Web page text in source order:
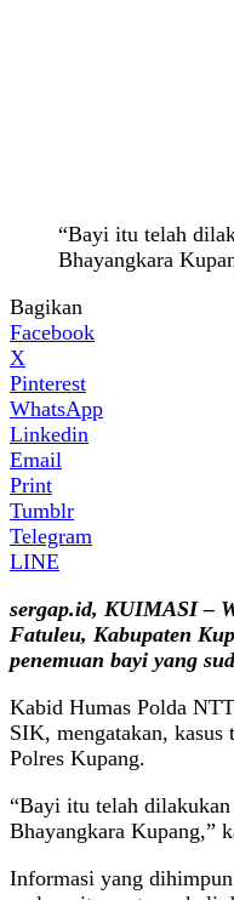
“Bayi itu telah
Bhayangkara
Bagikan
Facebook
X
Pinterest
WhatsApp
Linkedin
Email
Print
Tumblr
Telegram
LINE
sergap.id, KUIMASI –
Fatuleu, Kabupaten
penemuan bayi yang
Kabid Humas Polda
SIK, mengatakan, kasus
Polres Kupang.
“Bayi itu telah
Bhayangkara Kupang,”
Informasi yang